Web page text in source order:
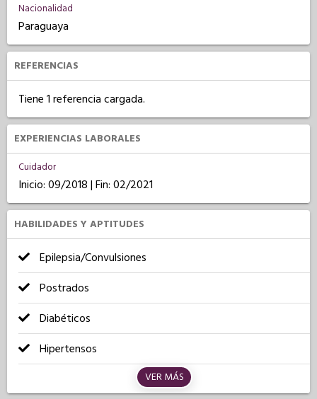
Nacionalidad
Paraguaya
REFERENCIAS
Tiene 1 referencia cargada.
EXPERIENCIAS LABORALES
Cuidador
Inicio: 09/2018 | Fin: 02/2021
HABILIDADES Y APTITUDES
Epilepsia/Convulsiones
Postrados
Diabéticos
Hipertensos
VER MÁS